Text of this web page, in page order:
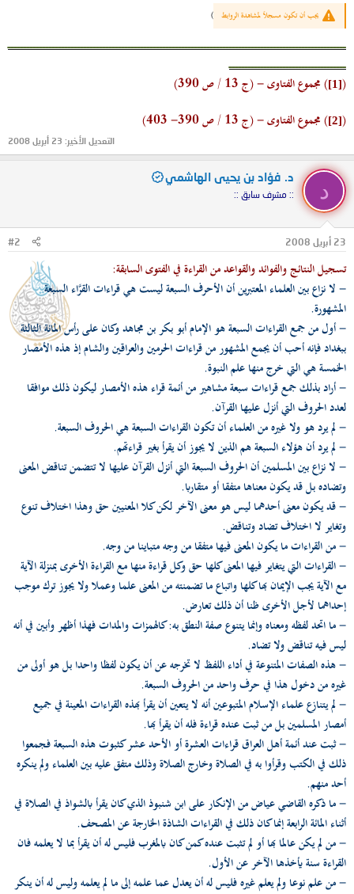
يجب أن تكون مسجلاً لمشاهدة الروابط )
ـــــــــــــــــــــــــــــــــــــــــــــــــــــــــــــــــــــــــــــــــــــــــــــــــــــــــــ
ـــــــــــــــــــــــــــــــــــــ
(
[1]
)مجموع الفتاوى - (ج 13 / ص 390)
(
[2]
)مجموع الفتاوى - (ج 13 / ص 390- 403)
التعديل الأخير: 23 أبريل 2008
د
د. فؤاد بن يحيى الهاشمي
:: مشرف سابق ::
23 أبريل 2008 #2
تسجيل النتائج والفوائد والقواعد من القراءة في الفتوى السابقة:
- لا نزاع بين العلماء المعتبرين أن الأحرف السبعة ليست هي قراءات القرَّاء السبعة
المشهورة.
- أول من جمع القراءات السبعة هو الإمام أبو بكر بن مجاهد وكان على رأس المائة الثالثة
ببغداد فإنه أحب أن يجمع المشهور من قراءات الحرمين والعراقين والشام إذ هذه الأمصار
الخمسة هي التي خرج منها علم النبوة.
- أراد بذلك جمع قراءات سبعة مشاهير من أئمة قراء هذه الأمصار ليكون ذلك موافقا
لعدد الحروف التي أنزل عليها القرآن.
- لم يرد هو ولا غيره من العلماء أن تكون القراءات السبعة هي الحروف السبعة.
- لم يرد أن هؤلاء السبعة هم الذين لا يجوز أن يقرأ بغير قراءتهم.
- لا نزاع بين المسلمين أن الحروف السبعة التي أنزل القرآن عليها لا تتضمن تناقض المعنى
وتضاده بل قد يكون معناها متفقا أو متقاربا.
- قد يكون معنى أحدهما ليس هو معنى الآخر لكن كلا المعنيين حق وهذا اختلاف تنوع
وتغاير لا اختلاف تضاد وتناقض.
- من القراءات ما يكون المعنى فيها متفقا من وجه متباينا من وجه.
- القراءات التي يتغاير فيها المعنى كلها حق وكل قراءة منها مع القراءة الأخرى بمنزلة الآية
مع الآية يجب الإيمان بها كلها واتباع ما تضمنته من المعنى علما وعملا ولا يجوز ترك موجب
إحداهما لأجل الأخرى ظنا أن ذلك تعارض.
- ما اتحد لفظه ومعناه وإنما يتنوع صفة النطق به: كالهمزات والمدات فهذا أظهر وأبين في أنه
ليس فيه تناقض ولا تضاد.
- هذه الصفات المتنوعة في أداء اللفظ لا تخرجه عن أن يكون لفظا واحدا بل هو أولى من
غيره من دخول هذا في حرف واحد من الحروف السبعة.
- لم يتنازع علماء الإسلام المتبوعين أنه لا يتعين أن يقرأ بهذه القراءات المعينة في جميع
أمصار المسلمين بل من ثبت عنده قراءة فله أن يقرأ بها.
- ثبت عند أئمة أهل العراق قراءات العشرة أو الأحد عشر كثبوت هذه السبعة فجمعوا
ذلك في الكتب وقرأوا به في الصلاة وخارج الصلاة وذلك متفق عليه بين العلماء ولم ينكره
أحد منهم.
- ما ذكره القاضي عياض من الإنكار على ابن شنبوذ الذي كان يقرأ بالشواذ في الصلاة في
أثناء المائة الرابعة إنما كان ذلك في القراءات الشاذة الخارجة عن المصحف.
- من لم يكن عالما بها أو لم تثبت عنده كمن كان بالمغرب فليس له أن يقرأ بما لا يعلمه فان
القراءة سنة يأخذها الآخر عن الأول.
- من علم نوعا ولم يعلم غيره فليس له أن يعدل عما علمه إلى ما لم يعلمه وليس له أن ينكر